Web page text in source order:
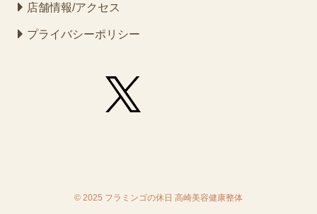
店舗情報/アクセス
プライバシーポリシー
© 2025 フラミンゴの休日 高崎美容健康整体